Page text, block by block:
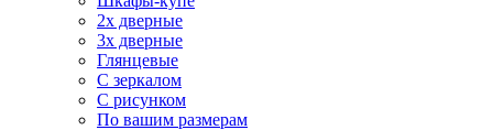
2х дверные
3х дверные
Глянцевые
С зеркалом
С рисунком
По вашим размерам